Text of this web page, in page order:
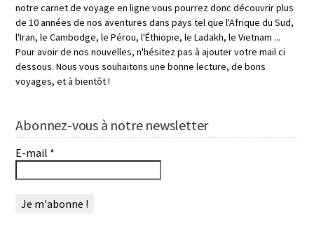
notre carnet de voyage en ligne vous pourrez donc découvrir plus
de 10 années de nos aventures dans pays tel que l'Afrique du Sud,
l'Iran, le Cambodge, le Pérou, l'Éthiopie, le Ladakh, le Vietnam ...
Pour avoir de nos nouvelles, n'hésitez pas à ajouter votre mail ci
dessous. Nous vous souhaitons une bonne lecture, de bons
voyages, et à bientôt !
Abonnez-vous à notre newsletter
E-mail *